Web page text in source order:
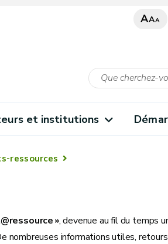
AAA
et institutions
ressources
», devenue au fil du temps
nombreuses informations utiles,